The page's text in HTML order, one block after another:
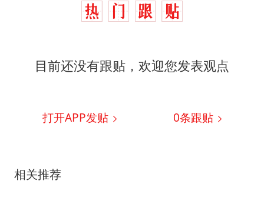
目前还没有跟贴，欢迎您发表观点
打开APP发贴 0条跟贴
相关推荐